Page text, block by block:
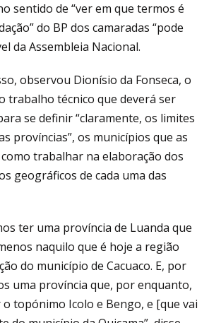
sentido de “ver em que termos é
do BP dos camaradas “pode
da Assembleia Nacional.
observou Dionísio da Fonseca, o
trabalho técnico que deverá ser
se definir “claramente, os limites
províncias”, os municípios que as
trabalhar na elaboração dos
geográficos de cada uma das
ter uma província de Luanda que
naquilo que é hoje a região
do município de Cacuaco. E, por
uma província que, por enquanto,
topónimo Icolo e Bengo, e [que vai